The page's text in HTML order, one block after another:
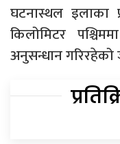
घटनास्थल इलाका
किलोमिटर
अनुसन्धान